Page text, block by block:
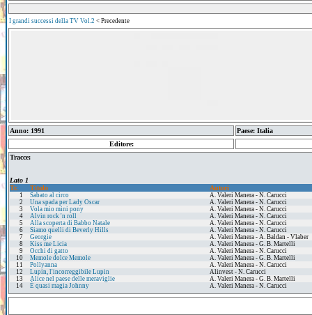
I grandi successi della TV Vol.2 < Precedente
Anno: 1991
Paese: Italia
Editore:
Tracce:
Lato 1
Tr.
Titolo Autori
1 Sabato al circo
A. Valeri Manera - N. Carucci
2
Una spada per Lady Oscar
A. Valeri Manera - N. Carucci
3
Vola mio mini pony
A. Valeri Manera - N. Carucci
4
Alvin rock 'n roll
A. Valeri Manera - N. Carucci
5
Alla scoperta di Babbo Natale
A. Valeri Manera - N. Carucci
6
Siamo quelli di Beverly Hills
A. Valeri Manera - N. Carucci
7
Georgie
A. Valeri Manera - A. Baldan - Vlaber
8
Kiss me Licia
A. Valeri Manera - G. B. Martelli
9
Occhi di gatto
A. Valeri Manera - N. Carucci
10
Memole dolce Memole
A. Valeri Manera - G. B. Martelli
11
Pollyanna
A. Valeri Manera - N. Carucci
12
Lupin, l'incorreggibile Lupin
Alinvest - N. Carucci
13
Alice nel paese delle meraviglie
A. Valeri Manera - G. B. Martelli
14
È quasi magia Johnny A. Valeri Manera - N. Carucci